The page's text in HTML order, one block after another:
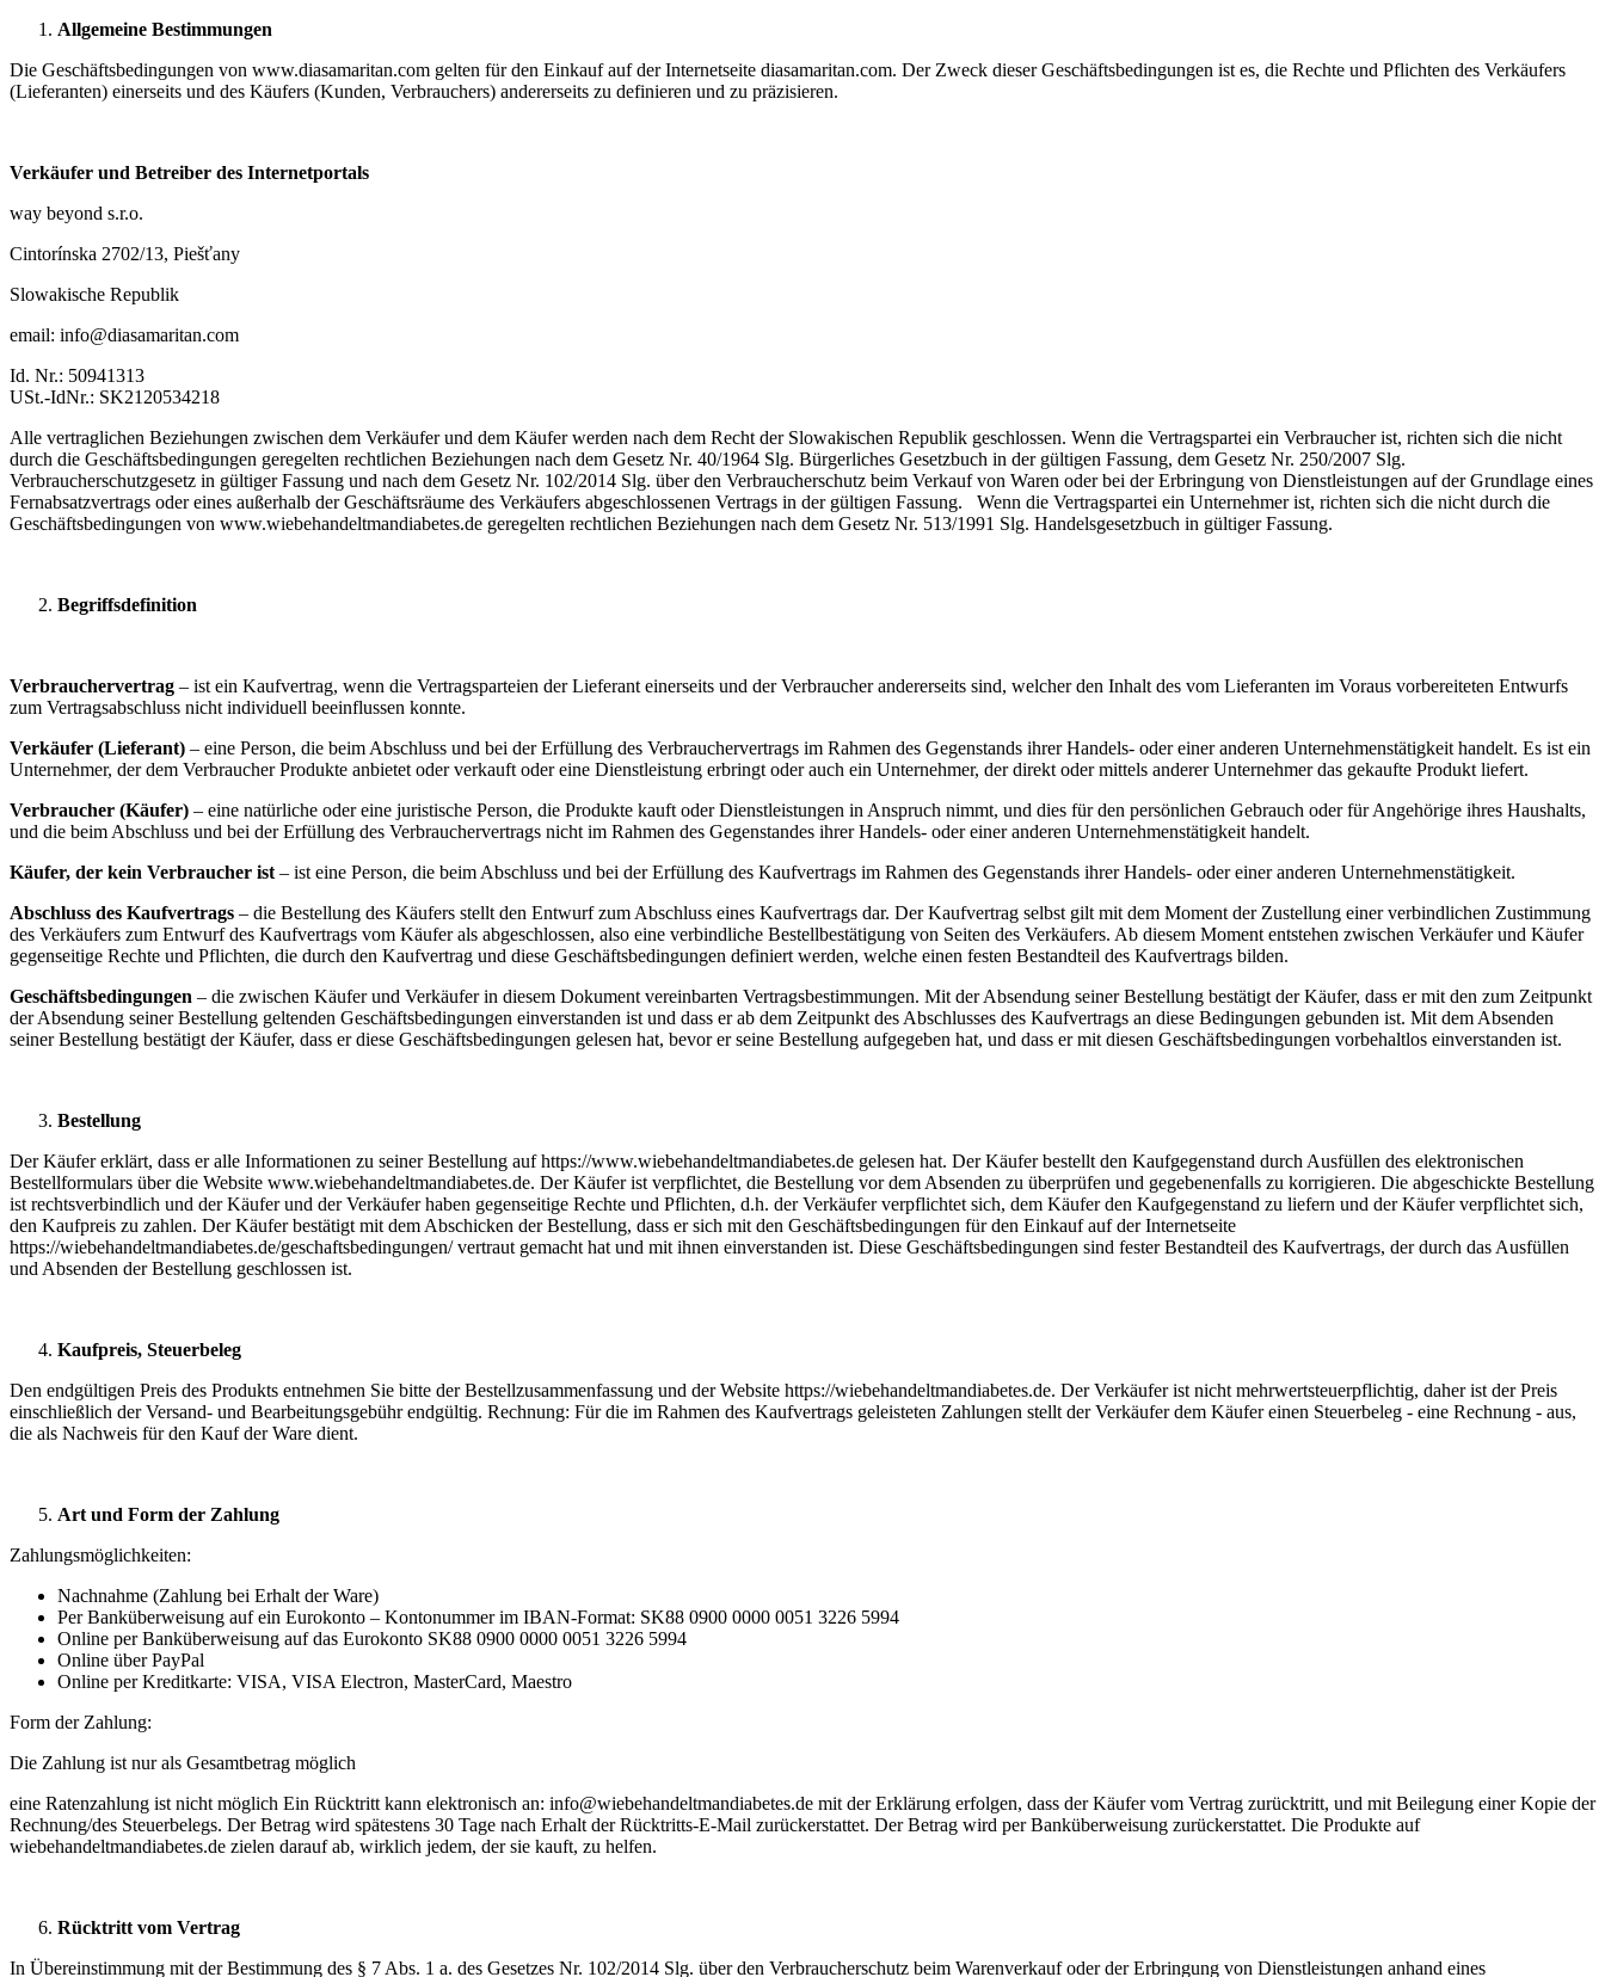
Allgemeine Bestimmungen
Die Geschäftsbedingungen von www.diasamaritan.com gelten für den Einkauf auf der Internetseite diasamaritan.com. Der Zweck dieser Geschäftsbedingungen ist es, die Rechte und Pflichten des Verkäufers
(Lieferanten) einerseits und des Käufers (Kunden, Verbrauchers) andererseits zu definieren und zu präzisieren.
Verkäufer und Betreiber des Internetportals
way beyond s.r.o.
Cintorínska 2702/13, Piešťany
Slowakische Republik
email: info@diasamaritan.com
Id. Nr.: 50941313
USt.-IdNr.: SK2120534218
Alle vertraglichen Beziehungen zwischen dem Verkäufer und dem Käufer werden nach dem Recht der Slowakischen Republik geschlossen. Wenn die Vertragspartei ein Verbraucher ist, richten sich die nicht
durch die Geschäftsbedingungen geregelten rechtlichen Beziehungen nach dem Gesetz Nr. 40/1964 Slg. Bürgerliches Gesetzbuch in der gültigen Fassung, dem Gesetz Nr. 250/2007 Slg.
Verbraucherschutzgesetz in gültiger Fassung und nach dem Gesetz Nr. 102/2014 Slg. über den Verbraucherschutz beim Verkauf von Waren oder bei der Erbringung von Dienstleistungen auf der Grundlage eines
Fernabsatzvertrags oder eines außerhalb der Geschäftsräume des Verkäufers abgeschlossenen Vertrags in der gültigen Fassung. Wenn die Vertragspartei ein Unternehmer ist, richten sich die nicht durch die
Geschäftsbedingungen von www.wiebehandeltmandiabetes.de geregelten rechtlichen Beziehungen nach dem Gesetz Nr. 513/1991 Slg. Handelsgesetzbuch in gültiger Fassung.
Begriffsdefinition
Verbrauchervertrag – ist ein Kaufvertrag, wenn die Vertragsparteien der Lieferant einerseits und der Verbraucher andererseits sind, welcher den Inhalt des vom Lieferanten im Voraus vorbereiteten Entwurfs
zum Vertragsabschluss nicht individuell beeinflussen konnte.
Verkäufer (Lieferant) – eine Person, die beim Abschluss und bei der Erfüllung des Verbrauchervertrags im Rahmen des Gegenstands ihrer Handels- oder einer anderen Unternehmenstätigkeit handelt. Es ist ein
Unternehmer, der dem Verbraucher Produkte anbietet oder verkauft oder eine Dienstleistung erbringt oder auch ein Unternehmer, der direkt oder mittels anderer Unternehmer das gekaufte Produkt liefert.
Verbraucher (Käufer) – eine natürliche oder eine juristische Person, die Produkte kauft oder Dienstleistungen in Anspruch nimmt, und dies für den persönlichen Gebrauch oder für Angehörige ihres Haushalts,
und die beim Abschluss und bei der Erfüllung des Verbrauchervertrags nicht im Rahmen des Gegenstandes ihrer Handels- oder einer anderen Unternehmenstätigkeit handelt.
Käufer, der kein Verbraucher ist – ist eine Person, die beim Abschluss und bei der Erfüllung des Kaufvertrags im Rahmen des Gegenstands ihrer Handels- oder einer anderen Unternehmenstätigkeit.
Abschluss des Kaufvertrags – die Bestellung des Käufers stellt den Entwurf zum Abschluss eines Kaufvertrags dar. Der Kaufvertrag selbst gilt mit dem Moment der Zustellung einer verbindlichen Zustimmung
des Verkäufers zum Entwurf des Kaufvertrags vom Käufer als abgeschlossen, also eine verbindliche Bestellbestätigung von Seiten des Verkäufers. Ab diesem Moment entstehen zwischen Verkäufer und Käufer
gegenseitige Rechte und Pflichten, die durch den Kaufvertrag und diese Geschäftsbedingungen definiert werden, welche einen festen Bestandteil des Kaufvertrags bilden.
Geschäftsbedingungen – die zwischen Käufer und Verkäufer in diesem Dokument vereinbarten Vertragsbestimmungen. Mit der Absendung seiner Bestellung bestätigt der Käufer, dass er mit den zum Zeitpunkt
der Absendung seiner Bestellung geltenden Geschäftsbedingungen einverstanden ist und dass er ab dem Zeitpunkt des Abschlusses des Kaufvertrags an diese Bedingungen gebunden ist. Mit dem Absenden
seiner Bestellung bestätigt der Käufer, dass er diese Geschäftsbedingungen gelesen hat, bevor er seine Bestellung aufgegeben hat, und dass er mit diesen Geschäftsbedingungen vorbehaltlos einverstanden ist.
Bestellung
Der Käufer erklärt, dass er alle Informationen zu seiner Bestellung auf https://www.wiebehandeltmandiabetes.de gelesen hat. Der Käufer bestellt den Kaufgegenstand durch Ausfüllen des elektronischen
Bestellformulars über die Website www.wiebehandeltmandiabetes.de. Der Käufer ist verpflichtet, die Bestellung vor dem Absenden zu überprüfen und gegebenenfalls zu korrigieren. Die abgeschickte Bestellung
ist rechtsverbindlich und der Käufer und der Verkäufer haben gegenseitige Rechte und Pflichten, d.h. der Verkäufer verpflichtet sich, dem Käufer den Kaufgegenstand zu liefern und der Käufer verpflichtet sich,
den Kaufpreis zu zahlen. Der Käufer bestätigt mit dem Abschicken der Bestellung, dass er sich mit den Geschäftsbedingungen für den Einkauf auf der Internetseite
https://wiebehandeltmandiabetes.de/geschaftsbedingungen/ vertraut gemacht hat und mit ihnen einverstanden ist. Diese Geschäftsbedingungen sind fester Bestandteil des Kaufvertrags, der durch das Ausfüllen
und Absenden der Bestellung geschlossen ist.
Kaufpreis, Steuerbeleg
Den endgültigen Preis des Produkts entnehmen Sie bitte der Bestellzusammenfassung und der Website https://wiebehandeltmandiabetes.de. Der Verkäufer ist nicht mehrwertsteuerpflichtig, daher ist der Preis
einschließlich der Versand- und Bearbeitungsgebühr endgültig. Rechnung: Für die im Rahmen des Kaufvertrags geleisteten Zahlungen stellt der Verkäufer dem Käufer einen Steuerbeleg - eine Rechnung - aus,
die als Nachweis für den Kauf der Ware dient.
Art und Form der Zahlung
Zahlungsmöglichkeiten:
Nachnahme (Zahlung bei Erhalt der Ware)
Per Banküberweisung auf ein Eurokonto – Kontonummer im IBAN-Format: SK88 0900 0000 0051 3226 5994
Online per Banküberweisung auf das Eurokonto SK88 0900 0000 0051 3226 5994
Online über PayPal
Online per Kreditkarte: VISA, VISA Electron, MasterCard, Maestro
Form der Zahlung:
Die Zahlung ist nur als Gesamtbetrag möglich
eine Ratenzahlung ist nicht möglich Ein Rücktritt kann elektronisch an: info@wiebehandeltmandiabetes.de mit der Erklärung erfolgen, dass der Käufer vom Vertrag zurücktritt, und mit Beilegung einer Kopie der
Rechnung/des Steuerbelegs. Der Betrag wird spätestens 30 Tage nach Erhalt der Rücktritts-E-Mail zurückerstattet. Der Betrag wird per Banküberweisung zurückerstattet. Die Produkte auf
wiebehandeltmandiabetes.de zielen darauf ab, wirklich jedem, der sie kauft, zu helfen.
Rücktritt vom Vertrag
In Übereinstimmung mit der Bestimmung des § 7 Abs. 1 a. des Gesetzes Nr. 102/2014 Slg. über den Verbraucherschutz beim Warenverkauf oder der Erbringung von Dienstleistungen anhand eines